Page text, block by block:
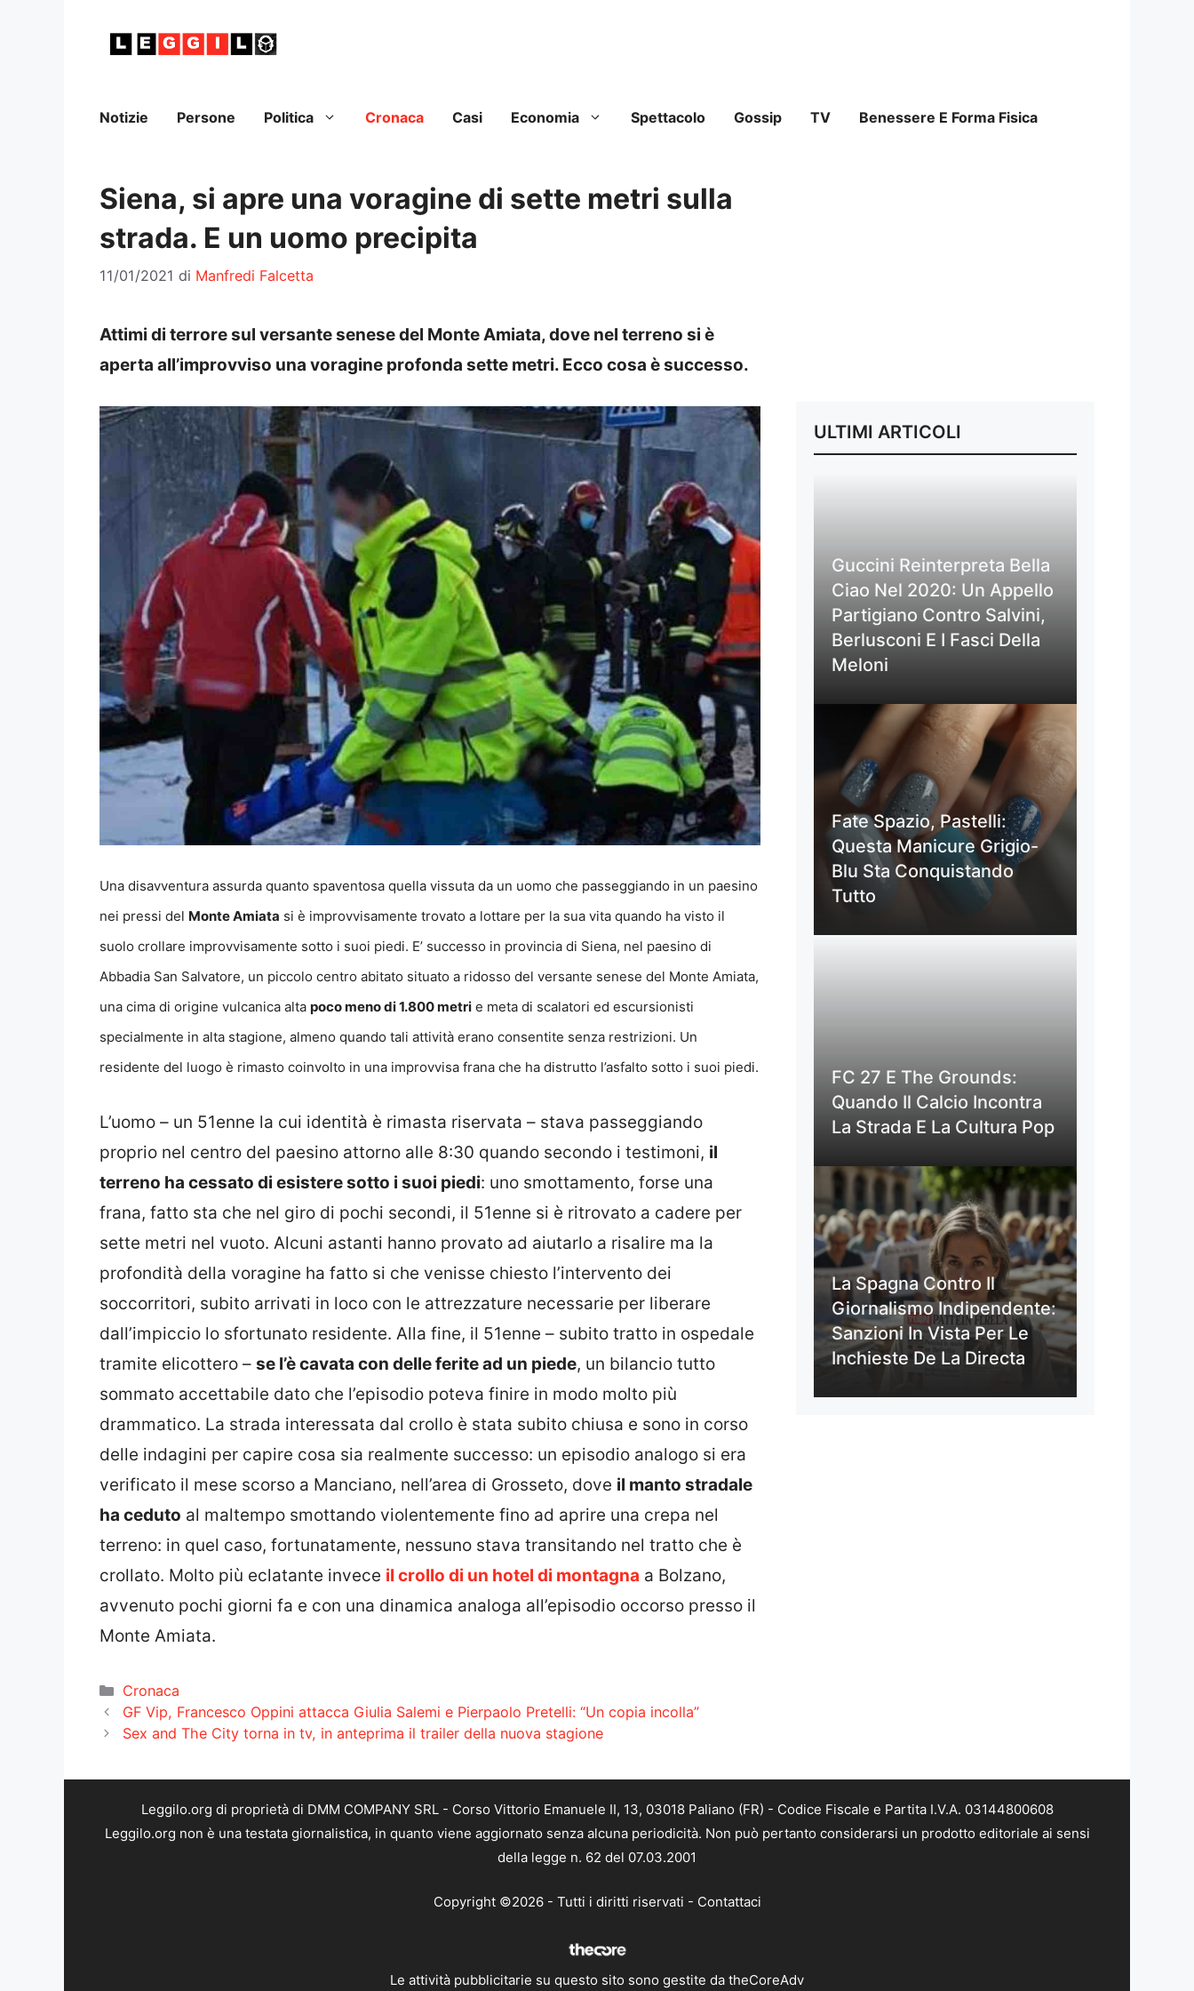
Notizie Persone Politica Cronaca Casi Economia Spettacolo Gossip TV Benessere E Forma Fisica
Siena, si apre una voragine di sette metri sulla
strada. E un uomo precipita
11/01/2021 di Manfredi Falcetta
Attimi di terrore sul versante senese del Monte Amiata, dove nel terreno si è
aperta all’improvviso una voragine profonda sette metri. Ecco cosa è successo.
Una disavventura assurda quanto spaventosa quella vissuta da un uomo che passeggiando in un paesino
nei pressi del Monte Amiata si è improvvisamente trovato a lottare per la sua vita quando ha visto il
suolo crollare improvvisamente sotto i suoi piedi. E’ successo in provincia di Siena, nel paesino di
Abbadia San Salvatore, un piccolo centro abitato situato a ridosso del versante senese del Monte Amiata,
una cima di origine vulcanica alta poco meno di 1.800 metri e meta di scalatori ed escursionisti
specialmente in alta stagione, almeno quando tali attività erano consentite senza restrizioni. Un
residente del luogo è rimasto coinvolto in una improvvisa frana che ha distrutto l’asfalto sotto i suoi piedi.
L’uomo – un 51enne la cui identità è rimasta riservata – stava passeggiando
proprio nel centro del paesino attorno alle 8:30 quando secondo i testimoni, il
terreno ha cessato di esistere sotto i suoi piedi: uno smottamento, forse una
frana, fatto sta che nel giro di pochi secondi, il 51enne si è ritrovato a cadere per
sette metri nel vuoto. Alcuni astanti hanno provato ad aiutarlo a risalire ma la
profondità della voragine ha fatto si che venisse chiesto l’intervento dei
soccorritori, subito arrivati in loco con le attrezzature necessarie per liberare
dall’impiccio lo sfortunato residente. Alla fine, il 51enne – subito tratto in ospedale
tramite elicottero – se l’è cavata con delle ferite ad un piede, un bilancio tutto
sommato accettabile dato che l’episodio poteva finire in modo molto più
drammatico. La strada interessata dal crollo è stata subito chiusa e sono in corso
delle indagini per capire cosa sia realmente successo: un episodio analogo si era
verificato il mese scorso a Manciano, nell’area di Grosseto, dove il manto stradale
ha ceduto al maltempo smottando violentemente fino ad aprire una crepa nel
terreno: in quel caso, fortunatamente, nessuno stava transitando nel tratto che è
crollato. Molto più eclatante invece il crollo di un hotel di montagna a Bolzano,
avvenuto pochi giorni fa e con una dinamica analoga all’episodio occorso presso il
Monte Amiata.
Categorie
Cronaca
GF Vip, Francesco Oppini attacca Giulia Salemi e Pierpaolo Pretelli: “Un copia incolla”
Sex and The City torna in tv, in anteprima il trailer della nuova stagione
ULTIMI ARTICOLI
Guccini Reinterpreta Bella
Ciao Nel 2020: Un Appello
Partigiano Contro Salvini,
Berlusconi E I Fasci Della
Meloni
Fate Spazio, Pastelli:
Questa Manicure Grigio-
Blu Sta Conquistando
Tutto
FC 27 E The Grounds:
Quando Il Calcio Incontra
La Strada E La Cultura Pop
La Spagna Contro Il
Giornalismo Indipendente:
Sanzioni In Vista Per Le
Inchieste De La Directa
Leggilo.org di proprietà di DMM COMPANY SRL - Corso Vittorio Emanuele II, 13, 03018 Paliano (FR) - Codice Fiscale e Partita I.V.A. 03144800608
Leggilo.org non è una testata giornalistica, in quanto viene aggiornato senza alcuna periodicità. Non può pertanto considerarsi un prodotto editoriale ai sensi
della legge n. 62 del 07.03.2001
Copyright ©2026 - Tutti i diritti riservati - Contattaci
Le attività pubblicitarie su questo sito sono gestite da theCoreAdv